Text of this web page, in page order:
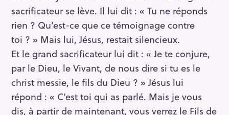
sacrificateur se lève. Il lui dit : « Tu ne réponds
rien ? Qu’est-ce que ce témoignage contre
toi ? » Mais lui, Jésus, restait silencieux.
Et le grand sacrificateur lui dit : « Je te conjure,
par le Dieu, le Vivant, de nous dire si tu es le
christ messie, le fils du Dieu ? » Jésus lui
répond : « C’est toi qui as parlé. Mais je vous
dis, à partir de maintenant, vous verrez le Fils de